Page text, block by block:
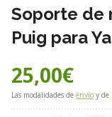
Soporte de
Puig para
25,00€
Las modalidades de envío y de